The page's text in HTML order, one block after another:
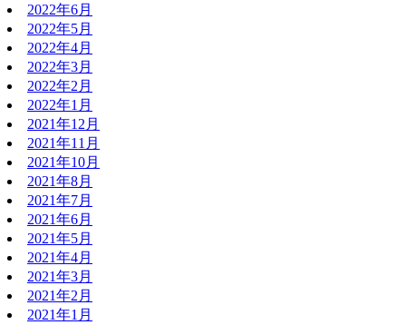
2022年6月
2022年5月
2022年4月
2022年3月
2022年2月
2022年1月
2021年12月
2021年11月
2021年10月
2021年8月
2021年7月
2021年6月
2021年5月
2021年4月
2021年3月
2021年2月
2021年1月